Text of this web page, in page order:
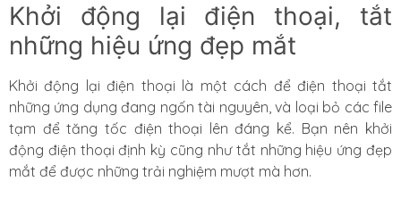
Khởi động lại điện thoại, tắt
những hiệu ứng đẹp mắt
Khởi động lại điện thoại là một cách để điện thoại tắt
những ứng dụng đang ngốn tài nguyên, và loại bỏ các file
tạm để tăng tốc điện thoại lên đáng kể. Bạn nên khởi
động điện thoại định kỳ cũng như tắt những hiệu ứng đẹp
mắt để được những trải nghiệm mượt mà hơn.